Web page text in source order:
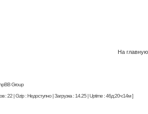
На главную
Group
: 22 | Gzip : Недоступно | Загрузка : 14.25 | Uptime : 46д:20ч:14м ]